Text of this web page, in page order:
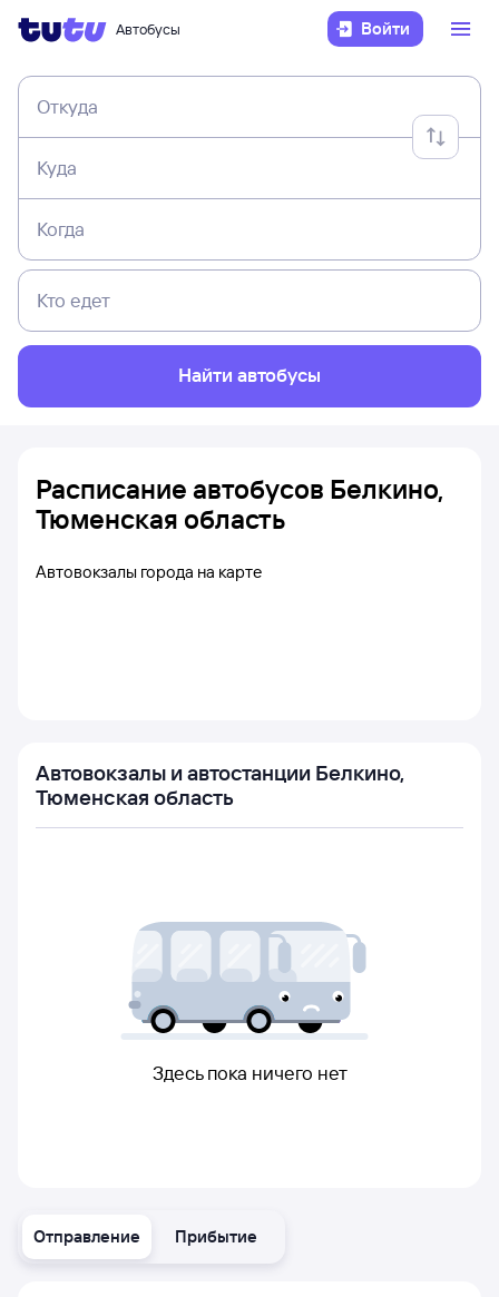
Автобусы Войти
Откуда
Куда
Когда
Кто едет
Найти автобусы
Отправление Прибытие
Расписание автобусов Белкино,
Тюменская область
Автовокзалы города на карте
Автовокзалы и автостанции Белкино,
Тюменская область
Здесь пока ничего нет